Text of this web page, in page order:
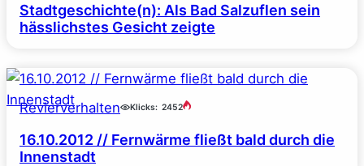
Stadtgeschichte(n): Als Bad Salzuflen sein
hässlichstes Gesicht zeigte
Revierverhalten Klicks: 2452
16.10.2012 // Fernwärme fließt bald durch die
Innenstadt